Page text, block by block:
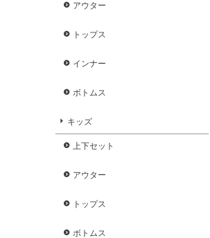
アウター
トップス
インナー
ボトムス
キッズ
上下セット
アウター
トップス
ボトムス